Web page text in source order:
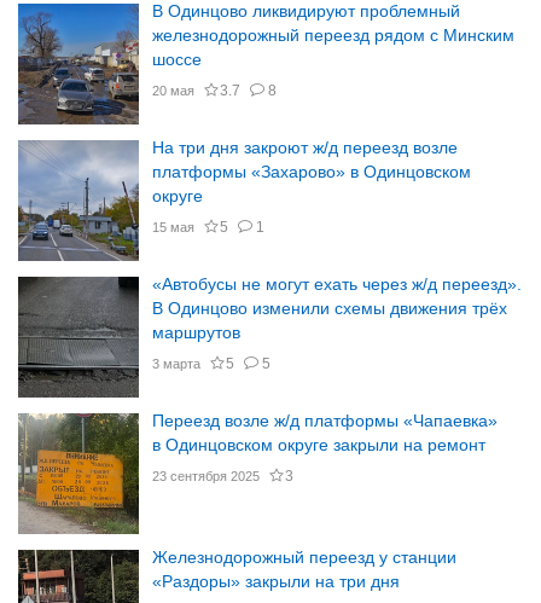
В Одинцово ликвидируют проблемный
железнодорожный переезд рядом с Минским
шоссе
20 мая 3.7 8
На три дня закроют ж/д переезд возле
платформы «Захарово» в Одинцовском
округе
15 мая 5 1
«Автобусы не могут ехать через ж/д переезд».
В Одинцово изменили схемы движения трёх
маршрутов
3 марта 5 5
Переезд возле ж/д платформы «Чапаевка»
в Одинцовском округе закрыли на ремонт
23 сентября 2025 3
Железнодорожный переезд у станции
«Раздоры» закрыли на три дня